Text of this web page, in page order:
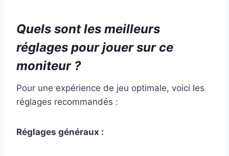
Quels sont les meilleurs
réglages pour jouer sur ce
moniteur ?
Pour une expérience de jeu optimale, voici les
réglages recommandés :
Réglages généraux :